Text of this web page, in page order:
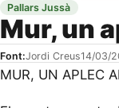
Pallars Jussà
Mur, un
Font:Jordi Creus14/03/
MUR, UN APLEC